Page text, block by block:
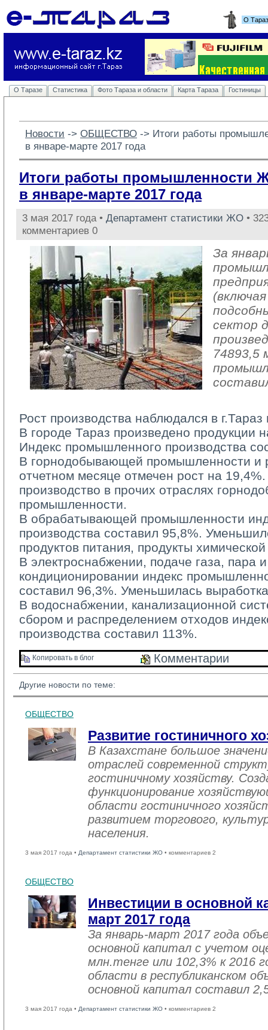
О
О Таразе Статистика Фото Тараза и области Карта Тараза Гостиницы
Новости -> ОБЩЕСТВО -> Итоги работы
в январе-марте 2017 года
Итоги работы промышленности
в январе-марте 2017 года
3 мая 2017 года • Департамент статистики ЖО •
комментариев 0
За
сектор
74893,5
Рост производства наблюдался в
В городе Тараз произведено продукции
Индекс промышленного производства
В горнодобывающей промышленности и
отчетном месяце отмечен рост на
производство в прочих отраслях
промышленности.
В обрабатывающей промышленности
производства составил 95,8%.
продуктов питания, продукты
В электроснабжении, подаче газа, пара
кондиционировании индекс
составил 96,3%. Уменьшилась
В водоснабжении, канализационной
сбором и распределением отходов
производства составил 113%.
Копировать в блог Комментарии
Другие новости по теме:
ОБЩЕСТВО
Развитие гостиничного
В Казахстане большое
отраслей современной
гостиничному хозяйству.
функционирование
области гостиничного
развитием торгового,
населения.
3 мая 2017 года • Департамент статистики ЖО • комментариев 2
ОБЩЕСТВО
Инвестиции в основной
март 2017 года
За январь-март 2017 года
основной капитал с учетом
млн.тенге или 102,3% к 2016
области в республиканском
основной капитал составил
3 мая 2017 года • Департамент статистики ЖО • комментариев 2